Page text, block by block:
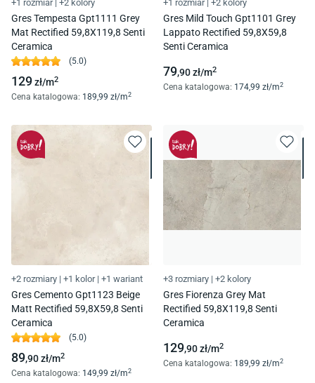
+1 rozmiar | +2 kolory
Gres Tempesta Gpt1111 Grey
Mat Rectified 59,8X119,8 Senti
Ceramica
(5.0)
129zł/m2
Cena katalogowa: 189,99 zł/m2
+1 rozmiar | +2 kolory
Gres Mild Touch Gpt1101 Grey
Lappato Rectified 59,8X59,8
Senti Ceramica
79,90zł/m2
Cena katalogowa: 174,99 zł/m2
+2 rozmiary | +1 kolor | +1 wariant
Gres Cemento Gpt1123 Beige
Matt Rectified 59,8X59,8 Senti
Ceramica
(5.0)
89,90zł/m2
Cena katalogowa: 149,99 zł/m2
+3 rozmiary | +2 kolory
Gres Fiorenza Grey Mat
Rectified 59,8X119,8 Senti
Ceramica
129,90zł/m2
Cena katalogowa: 189,99 zł/m2